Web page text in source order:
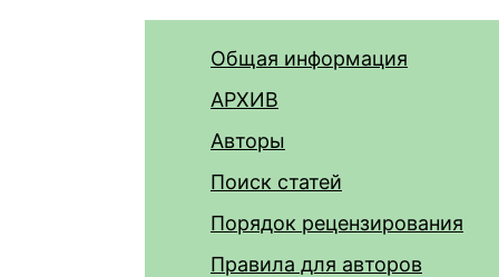
Общая информация
АРХИВ
Авторы
Поиск статей
Порядок рецензирования
Правила для авторов